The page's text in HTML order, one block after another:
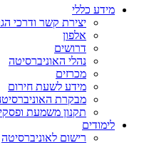
מידע כללי
יצירת קשר ודרכי
אלפון
דרושים
נהלי האוניברסיטה
מכרזים
מידע לשעת חירום
מבקרת
תקנון משמעת ופסקי
לימודים
רישום לאוניברסיטה